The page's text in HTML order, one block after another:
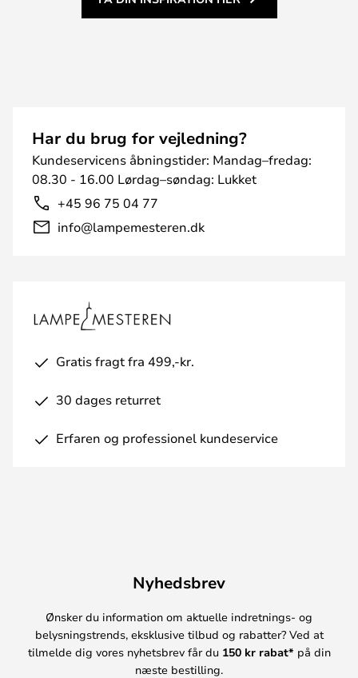
Har du brug for vejledning?
Kundeservicens åbningstider: Mandag–fredag:
08.30 - 16.00 Lørdag–søndag: Lukket
+45 96 75 04 77
info@lampemesteren.dk
Gratis fragt fra 499,-kr.
30 dages returret
Erfaren og professionel kundeservice
Nyhedsbrev
Ønsker du information om aktuelle indretnings- og
belysningstrends, eksklusive tilbud og rabatter? Ved at
tilmelde dig vores nyhetsbrev får du 150 kr rabat* på din
næste bestilling.